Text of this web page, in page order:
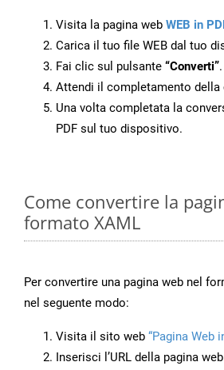
Visita la pagina web WEB in
Carica il tuo file WEB dal tuo
Fai clic sul pulsante “Converti”.
Attendi il completamento della
Una volta completata la
PDF sul tuo dispositivo.
Come convertire la
formato XAML
Per convertire una pagina web nel
nel seguente modo:
Visita il sito web “Pagina Web
Inserisci l’URL della pagina